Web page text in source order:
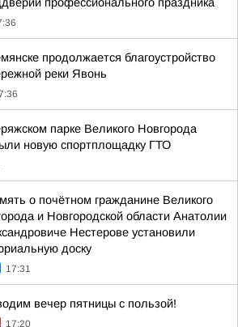
продолжается благоустройство
реки Явонь
парке Великого Новгорода
новую спортплощадку ГТО
о почётном гражданине Великого
и Новгородской области Анатолии
Нестерове установили
доску
17:31
вечер пятницы с пользой!
17:20